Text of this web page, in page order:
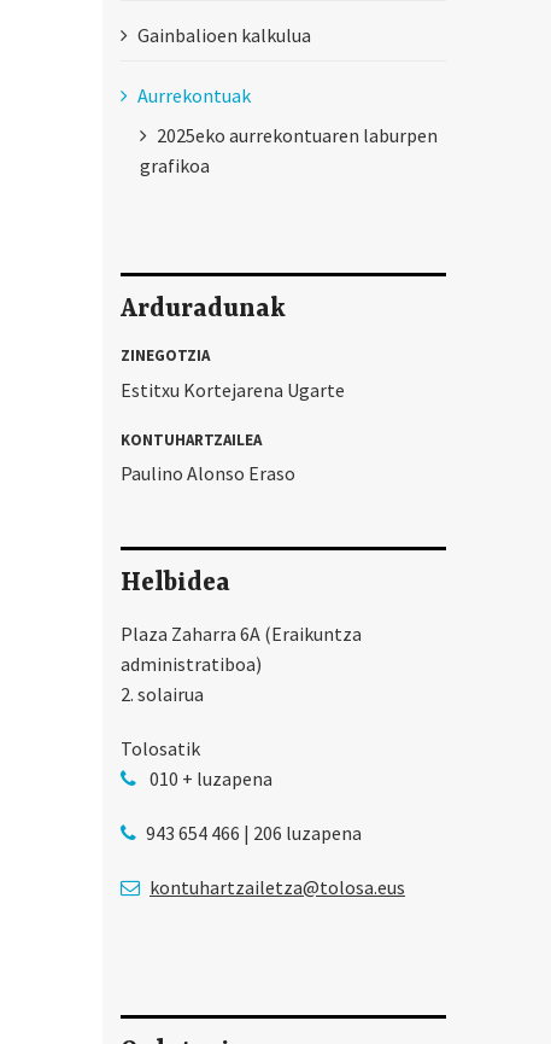
Gainbalioen kalkulua
Aurrekontuak
2025eko aurrekontuaren laburpen
grafikoa
Arduradunak
ZINEGOTZIA
Estitxu Kortejarena Ugarte
KONTUHARTZAILEA
Paulino Alonso Eraso
Helbidea
Plaza Zaharra 6A (Eraikuntza
administratiboa)
2. solairua
Tolosatik
010 + luzapena
943 654 466 | 206 luzapena
kontuhartzailetza@tolosa.eus